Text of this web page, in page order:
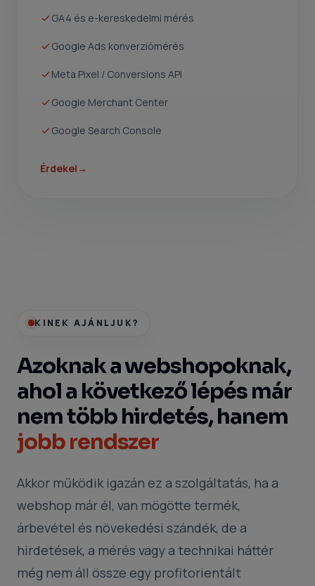
GA4 és e-kereskedelmi mérés
Google Ads konverziómérés
Meta Pixel / Conversions API
Google Merchant Center
Google Search Console
Érdekel →
KINEK AJÁNLJUK?
Azoknak a webshopoknak,
ahol a következő lépés már
nem több hirdetés, hanem
jobb rendszer
Akkor működik igazán ez a szolgáltatás, ha a
webshop már él, van mögötte termék,
árbevétel és növekedési szándék, de a
hirdetések, a mérés vagy a technikai háttér
még nem áll össze egy profitorientált